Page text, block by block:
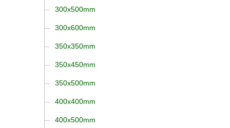
300x500mm
300x600mm
350x350mm
350x450mm
350x500mm
400x400mm
400x500mm